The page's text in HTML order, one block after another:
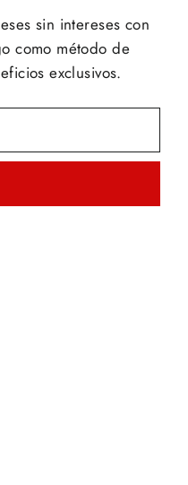
sin intereses con
como método de
exclusivos.